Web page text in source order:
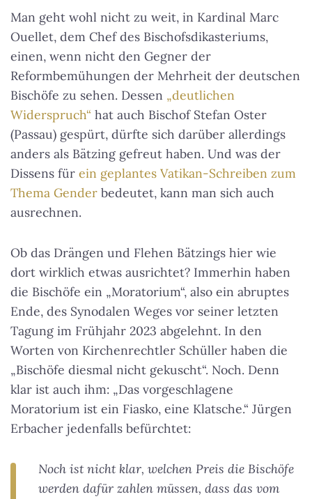
Man geht wohl nicht zu weit, in Kardinal Marc
Ouellet, dem Chef des Bischofsdikasteriums,
einen, wenn nicht den Gegner der
Reformbemühungen der Mehrheit der deutschen
Bischöfe zu sehen. Dessen „deutlichen
Widerspruch“ hat auch Bischof Stefan Oster
(Passau) gespürt, dürfte sich darüber allerdings
anders als Bätzing gefreut haben. Und was der
Dissens für ein geplantes Vatikan-Schreiben zum
Thema Gender bedeutet, kann man sich auch
ausrechnen.
Ob das Drängen und Flehen Bätzings hier wie
dort wirklich etwas ausrichtet? Immerhin haben
die Bischöfe ein „Moratorium“, also ein abruptes
Ende, des Synodalen Weges vor seiner letzten
Tagung im Frühjahr 2023 abgelehnt. In den
Worten von Kirchenrechtler Schüller haben die
„Bischöfe diesmal nicht gekuscht“. Noch. Denn
klar ist auch ihm: „Das vorgeschlagene
Moratorium ist ein Fiasko, eine Klatsche.“ Jürgen
Erbacher jedenfalls befürchtet:
Noch ist nicht klar, welchen Preis die Bischöfe
werden dafür zahlen müssen, dass das vom